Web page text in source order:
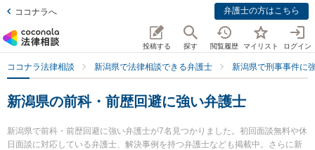
ココナラへ 弁護士の方はこちら
投稿する 探す 閲覧履歴 マイリスト ログイン
ココナラ法律相談 新潟県で法律相談できる弁護士 新潟県で刑事事件に
新潟県の前科・前歴回避に強い弁護士
新潟県で前科・前歴回避に強い弁護士が7名見つかりました。初回面談無料や休
日面談に対応している弁護士、解決事例を持つ弁護士なども掲載中。さらに新